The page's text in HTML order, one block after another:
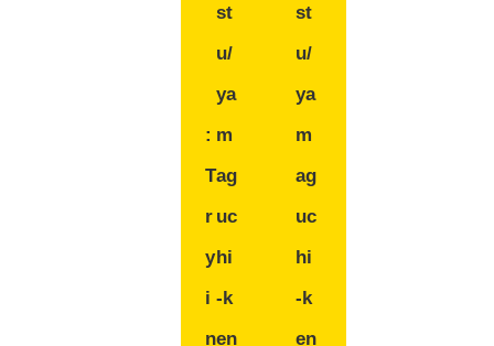
:
T
r
y
i
n
st
u/
ya
m
ag
uc
hi
-k
en
st
u/
ya
m
ag
uc
hi
-k
en